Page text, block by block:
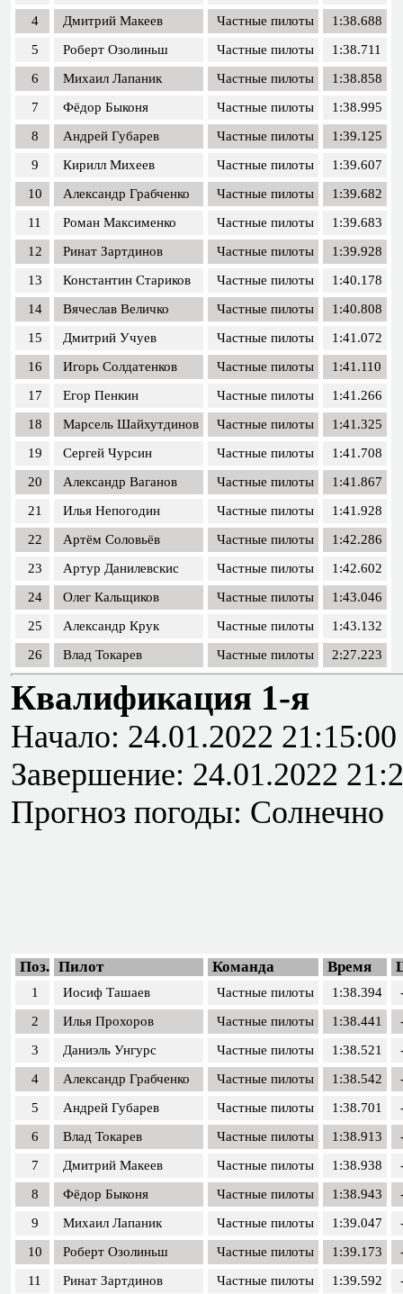
4
Дмитрий Макеев Частные пилоты
1:38.688
5
Роберт Озолиньш Частные пилоты
1:38.711
6
Михаил Лапаник Частные пилоты
1:38.858
7
Фёдор Быконя Частные пилоты
1:38.995
8
Андрей Губарев Частные пилоты
1:39.125
9
Кирилл Михеев Частные пилоты
1:39.607
10
Александр Грабченко Частные пилоты
1:39.682
11
Роман Максименко Частные пилоты
1:39.683
12
Ринат Зартдинов Частные пилоты
1:39.928
13
Константин Стариков Частные пилоты
1:40.178
14
Вячеслав Величко Частные пилоты
1:40.808
15
Дмитрий Учуев Частные пилоты
1:41.072
16
Игорь Солдатенков Частные пилоты
1:41.110
17
Егор Пенкин Частные пилоты
1:41.266
18
Марсель Шайхутдинов Частные пилоты
1:41.325
19
Сергей Чурсин Частные пилоты
1:41.708
20
Александр Ваганов Частные пилоты
1:41.867
21
Илья Непогодин Частные пилоты
1:41.928
22
Артём Соловьёв Частные пилоты
1:42.286
23
Артур Данилевскис Частные пилоты
1:42.602
24
Олег Кальщиков Частные пилоты
1:43.046
25
Александр Крук Частные пилоты
1:43.132
26
Влад Токарев Частные пилоты 2:27.223
Квалификация 1-я
Начало: 24.01.2022 21:15:00
Завершение: 24.01.2022
Прогноз погоды: Солнечно
Поз. Пилот Команда Время
1 Иосиф Ташаев Частные пилоты 1:38.394
2
Илья Прохоров Частные пилоты 1:38.441
3
Даниэль Унгурс Частные пилоты 1:38.521
4
Александр Грабченко Частные пилоты 1:38.542
5
Андрей Губарев Частные пилоты 1:38.701
6
Влад Токарев Частные пилоты 1:38.913
7
Дмитрий Макеев Частные пилоты 1:38.938
8
Фёдор Быконя Частные пилоты 1:38.943
9
Михаил Лапаник Частные пилоты 1:39.047
10
Роберт Озолиньш Частные пилоты 1:39.173
11
Ринат Зартдинов Частные пилоты 1:39.592